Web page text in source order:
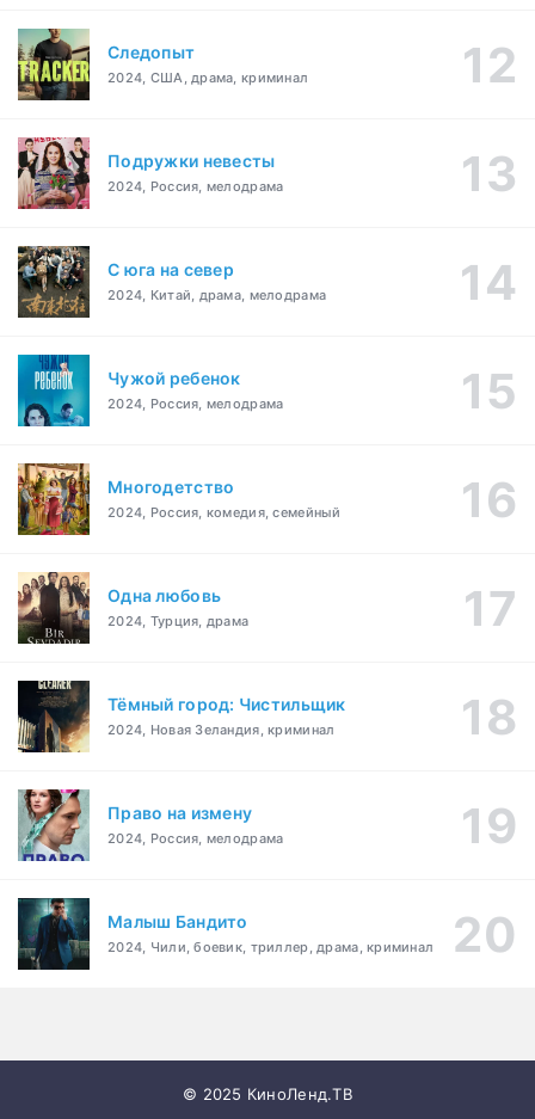
Следопыт
2024, США, драма, криминал
Подружки невесты
2024, Россия, мелодрама
С юга на север
2024, Китай, драма, мелодрама
Чужой ребенок
2024, Россия, мелодрама
Многодетство
2024, Россия, комедия, семейный
Одна любовь
2024, Турция, драма
Тёмный город: Чистильщик
2024, Новая Зеландия, криминал
Право на измену
2024, Россия, мелодрама
Малыш Бандито
2024, Чили, боевик, триллер, драма, криминал
© 2025 КиноЛенд.ТВ